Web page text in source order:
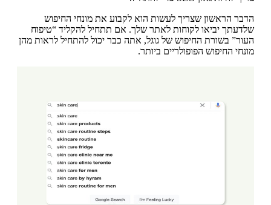
הדבר הראשון שצריך לעשות הוא לקבוע את מונחי החיפוש
שלדעתך יביאו לקוחות לאתר שלך. אם תתחיל להקליד “טיפוח
העור” בשורת החיפוש של גוגל, אתה כבר יכול להתחיל לראות מהן
מונחי החיפוש הפופולריים ביותר.